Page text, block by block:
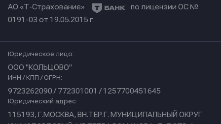
АО «Т-Страхование»
по лицензии ОС №
0191-03 от 19.05.2015 г.
Юридическое лицо:
ООО "КОЛЬЦОВО"
ИНН / КПП / ОГРН:
9723262090 / 772301001 / 1257700451645
Юридический адрес:
115193, Г.МОСКВА, ВН.ТЕР.Г. МУНИЦИПАЛЬНЫЙ ОКРУГ